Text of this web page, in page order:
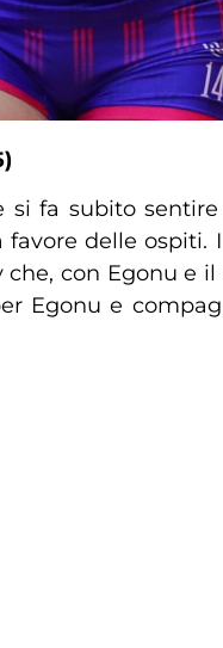
fa subito
delle ospiti.
con Egonu e
Egonu e